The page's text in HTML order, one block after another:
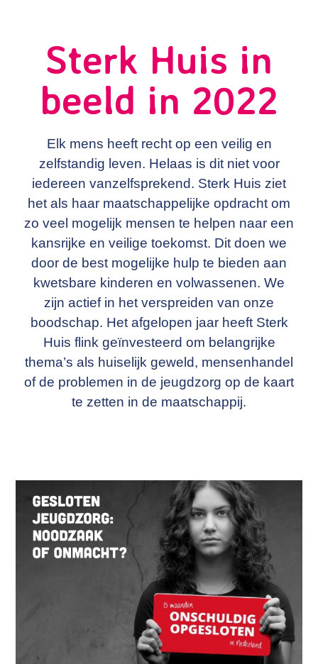
Sterk Huis in
beeld in 2022
Elk mens heeft recht op een veilig en
zelfstandig leven. Helaas is dit niet voor
iedereen vanzelfsprekend. Sterk Huis ziet
het als haar maatschappelijke opdracht om
zo veel mogelijk mensen te helpen naar een
kansrijke en veilige toekomst. Dit doen we
door de best mogelijke hulp te bieden aan
kwetsbare kinderen en volwassenen. We
zijn actief in het verspreiden van onze
boodschap. Het afgelopen jaar heeft Sterk
Huis flink geïnvesteerd om belangrijke
thema’s als huiselijk geweld, mensenhandel
of de problemen in de jeugdzorg op de kaart
te zetten in de maatschappij.